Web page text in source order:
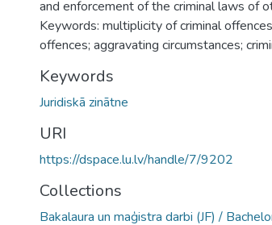
and enforcement of the criminal laws of
Keywords: multiplicity of criminal
offences; aggravating circumstances;
Keywords
Juridiskā zinātne
URI
https://dspace.lu.lv/handle/7/9202
Collections
Bakalaura un maģistra darbi (JF) /